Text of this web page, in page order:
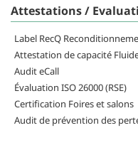
Attestations /
Label RecQ
Attestation de capacité
Audit eCall
Évaluation ISO 26000 (RSE)
Certification Foires et salons
Audit de prévention des